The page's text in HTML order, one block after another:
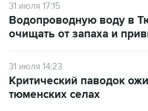
31 июля 17:15
Водопроводную воду в
очищать от запаха и
31 июля 14:23
Критический паводок
тюменских селах